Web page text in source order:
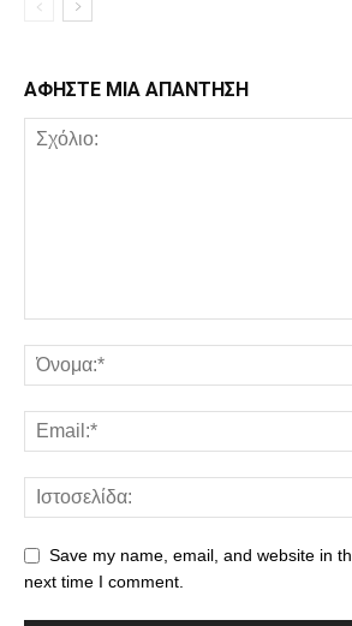
ΑΦΗΣΤΕ ΜΙΑ ΑΠΑΝΤΗΣΗ
Save my name, email, and website in
next time I comment.